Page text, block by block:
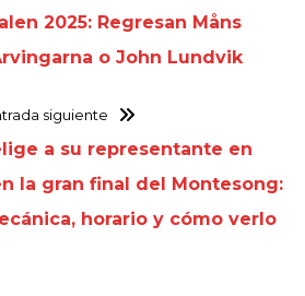
2025: Regresan Måns
o John Lundvik
siguiente
a su representante en
la gran final del Montesong:
horario y cómo verlo